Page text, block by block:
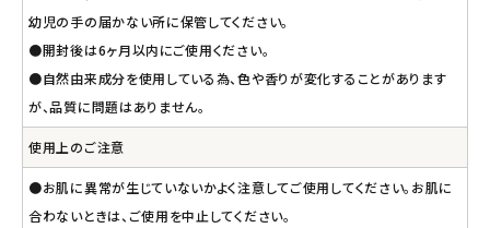
幼児の手の届かない所に保管してください。
●開封後は6ヶ月以内にご使用ください。
●自然由来成分を使用している為、色や香りが変化することがあります
が、品質に問題はありません。
使用上のご注意
●お肌に異常が生じていないかよく注意してご使用してください。お肌に
合わないときは、ご使用を中止してください。